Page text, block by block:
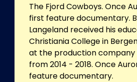
The Fjord Cowboys. Once
first feature documentary.
Langeland received his
Christiania College in
at the production company
from 2014 - 2018. Once
feature documentary.